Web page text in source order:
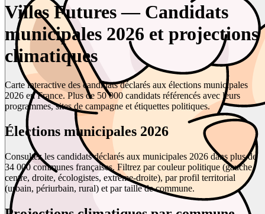
Villes Futures — Candidats
municipales 2026 et projections
climatiques
Carte interactive des candidats déclarés aux élections municipales
2026 en France. Plus de 50 000 candidats référencés avec leurs
programmes, sites de campagne et étiquettes politiques.
Élections municipales 2026
Consultez les candidats déclarés aux municipales 2026 dans plus de
34 000 communes françaises. Filtrez par couleur politique (gauche,
centre, droite, écologistes, extrême-droite), par profil territorial
(urbain, périurbain, rural) et par taille de commune.